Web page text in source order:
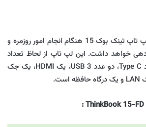
باتری 45 وات ساعتی لپ تاپ تینک بوک 15 هنگام انجام امور روزمره و
شارژدهی خواهد داشت. این لپ تاپ از لحاظ تعداد
ونوع پورت دارای 2 عدد Type C، دو عدد USB 3، یک HDMI، یک جک
: